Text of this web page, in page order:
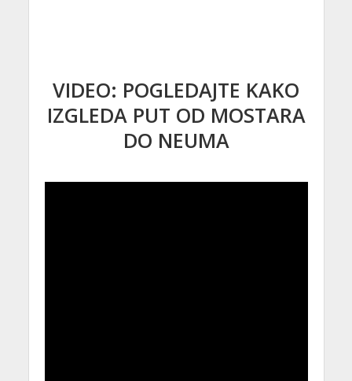
VIDEO: POGLEDAJTE KAKO
IZGLEDA PUT OD MOSTARA
DO NEUMA